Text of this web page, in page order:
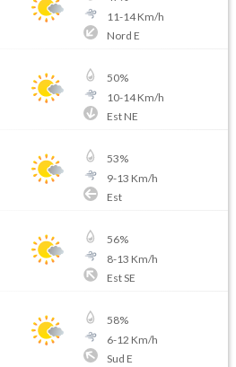
11-14Km/h
Nord E
50%
10-14Km/h
Est NE
53%
9-13 Km/h
Est
56%
8-13 Km/h
Est SE
58%
6-12 Km/h
Sud E